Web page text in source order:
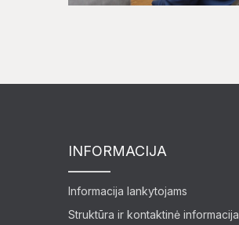
INFORMACIJA
Informacija lankytojams
Struktūra ir kontaktinė informacija